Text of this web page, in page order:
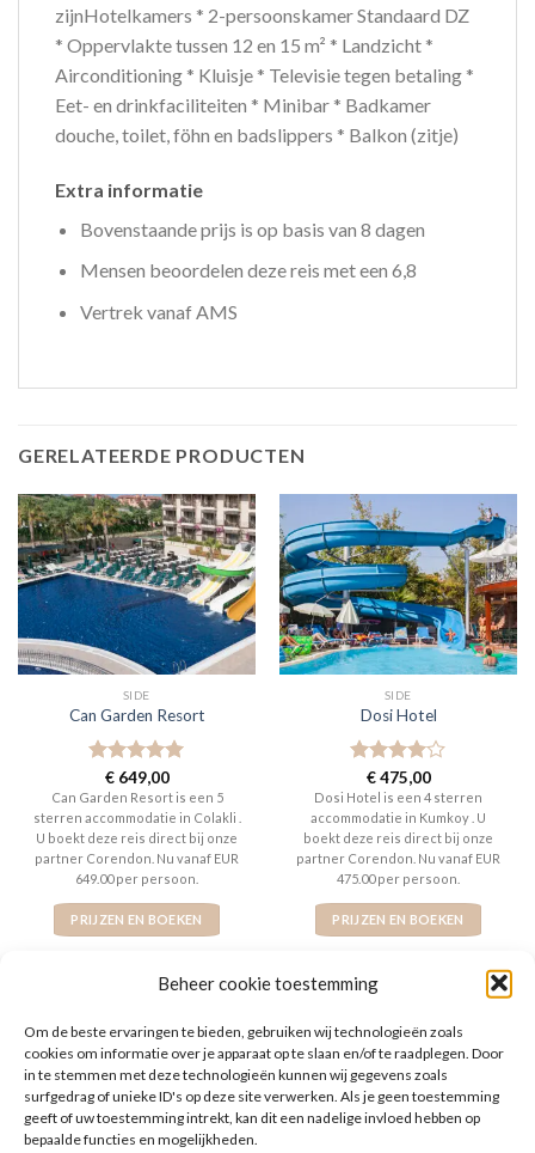
Beheer cookie toestemming
Om de beste ervaringen te bieden, gebruiken wij technologieën zoals
cookies om informatie over je apparaat op te slaan en/of te raadplegen. Door
in te stemmen met deze technologieën kunnen wij gegevens zoals
surfgedrag of unieke ID's op deze site verwerken. Als je geen toestemming
geeft of uw toestemming intrekt, kan dit een nadelige invloed hebben op
bepaalde functies en mogelijkheden.
zijnHotelkamers * 2-persoonskamer Standaard DZ
* Oppervlakte tussen 12 en 15 m² * Landzicht *
Airconditioning * Kluisje * Televisie tegen betaling *
Eet- en drinkfaciliteiten * Minibar * Badkamer
douche, toilet, föhn en badslippers * Balkon (zitje)
Extra informatie
Bovenstaande prijs is op basis van 8 dagen
Mensen beoordelen deze reis met een 6,8
Vertrek vanaf AMS
GERELATEERDE PRODUCTEN
SIDE
Can Garden Resort
Gewaardeerd
5uit 5
€649,00
Can Garden Resort is een 5
sterren accommodatie in Colakli .
U boekt deze reis direct bij onze
partner Corendon. Nu vanaf EUR
649.00 per persoon.
PRIJZEN EN BOEKEN
SIDE
Dosi Hotel
Gewaardeerd
4uit 5
€475,00
Dosi Hotel is een 4 sterren
accommodatie in Kumkoy . U
boekt deze reis direct bij onze
partner Corendon. Nu vanaf EUR
475.00 per persoon.
PRIJZEN EN BOEKEN